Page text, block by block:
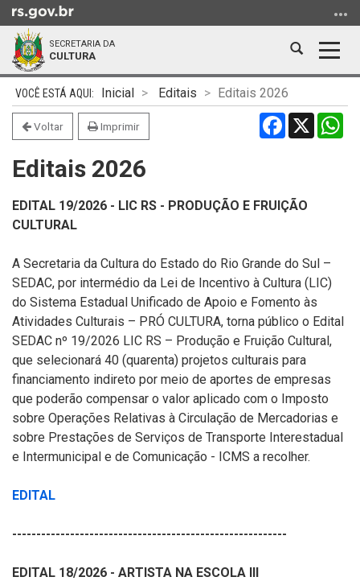
para
conteúdo
para
menu
para
busca
SECRETARIA DA
CULTURA
Abrir
Início
do
conteúdo
Inicial Editais Editais 2026
Voltar Imprimir Facebook
X
Editais 2026
EDITAL 19/2026 - LIC RS - PRODUÇÃO E FRUIÇÃO
CULTURAL
A Secretaria da Cultura do Estado do Rio Grande do Sul –
SEDAC, por intermédio da Lei de Incentivo à Cultura (LIC)
do Sistema Estadual Unificado de Apoio e Fomento às
Atividades Culturais – PRÓ CULTURA, torna público o Edital
SEDAC nº 19/2026 LIC RS – Produção e Fruição Cultural,
que selecionará 40 (quarenta) projetos culturais para
financiamento indireto por meio de aportes de empresas
que poderão compensar o valor aplicado com o Imposto
sobre Operações Relativas à Circulação de Mercadorias e
sobre Prestações de Serviços de Transporte Interestadual
e Intermunicipal e de Comunicação - ICMS a recolher.
EDITAL
---------------------------------------------------------
EDITAL 18/2026 - ARTISTA NA ESCOLA III